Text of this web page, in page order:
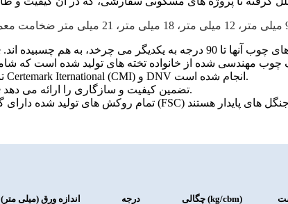
تست و صدور گواهینامه توسط Certemark Iternational (CMI) و DNV انجام شده است.
تخته سه لا ROCPLEX Sapele تضمین کیفیت و سازگاری را ارائه می دهد.
اندازه ورق (میلی متر)
درجه چگالی (kg/cbm)